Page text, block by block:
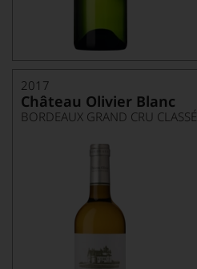
2017
Château Olivier Blanc
BORDEAUX GRAND CRU CLASSÉ